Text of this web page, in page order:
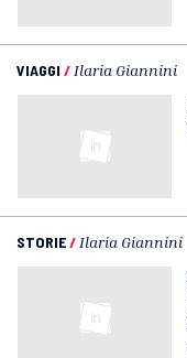
VIAGGI / Ilaria Giannini
STORIE/ Ilaria Giannini